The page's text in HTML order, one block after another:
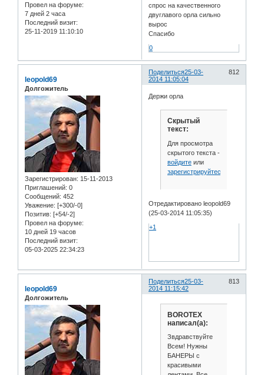
Провел на форуме:
7 дней 2 часа
Последний визит:
25-11-2019 11:10:10
спрос на качественного
двуглавого орла сильно
вырос
Спасибо
0
Поделиться 812
25-03-
2014 11:05:04
leopold69
Долгожитель
Зарегистрирован: 15-11-2013
Приглашений: 0
Сообщений: 452
Уважение: [+300/-0]
Позитив: [+54/-2]
Провел на форуме:
10 дней 19 часов
Последний визит:
05-03-2025 22:34:23
Держи орла
Скрытый
текст:
Для просмотра
скрытого текста -
войдитеили
зарегистрируйтесь
Отредактировано leopold69
(25-03-2014 11:05:35)
+1
Поделиться 813
25-03-
2014 11:15:42
leopold69
Долгожитель
BOROTEX
написал(а):
Звдравствуйте
Всем! Нужны
БАНЕРЫ с
красивыми